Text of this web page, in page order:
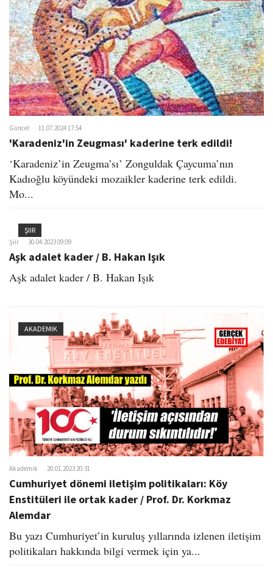
o
n
Güncel 11.07.2024 17:54
'Karadeniz'in Zeugması' kaderine terk edildi!
‘Karadeniz’in Zeugma’sı’ Zonguldak Çaycuma’nın
Kadıoğlu köyündeki mozaikler kaderine terk edildi.
Mo...
ŞIIR
Şiir 30.04.2023 09:09
Aşk adalet kader / B. Hakan Işık
Aşk adalet kader / B. Hakan Işık
AKADEMIK
Akademik 20.01.2023 20:31
Cumhuriyet dönemi iletişim politikaları: Köy
Enstitüleri ile ortak kader / Prof. Dr. Korkmaz
Alemdar
Bu yazı Cumhuriyet’in kuruluş yıllarında izlenen iletişim
politikaları hakkında bilgi vermek için ya...